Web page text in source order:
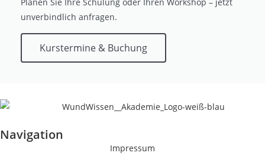
unverbindlich anfragen.
Kurstermine & Buchung
Navigation
Impressum